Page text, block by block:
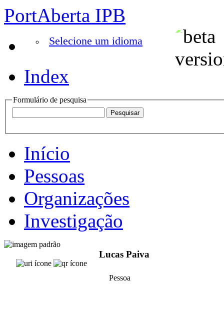
PortAberta IPB
Selecione um idioma
Index
Formulário de pesquisa
Início
Pessoas
Organizações
Investigação
Lucas Paiva
Pessoa